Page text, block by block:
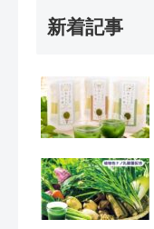
新着記事